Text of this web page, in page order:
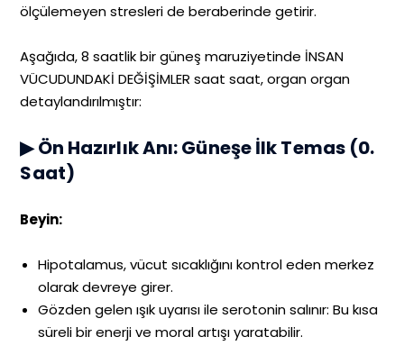
ölçülemeyen stresleri de beraberinde getirir.
Aşağıda, 8 saatlik bir güneş maruziyetinde İNSAN
VÜCUDUNDAKİ DEĞİŞİMLER saat saat, organ organ
detaylandırılmıştır:
▶ Ön Hazırlık Anı: Güneşe İlk Temas (0.
Saat)
Beyin:
Hipotalamus, vücut sıcaklığını kontrol eden merkez
olarak devreye girer.
Gözden gelen ışık uyarısı ile serotonin salınır: Bu kısa
süreli bir enerji ve moral artışı yaratabilir.